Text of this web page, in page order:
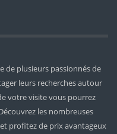
de plusieurs passionnés de
leurs recherches autour
votre visite vous pourrez
les nombreuses
profitez de prix avantageux